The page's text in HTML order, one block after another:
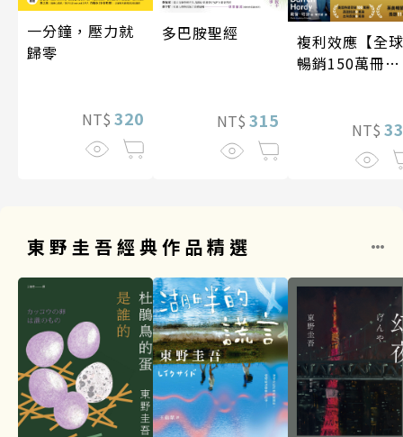
一分鐘，壓力就
歸零
NT$ 320
多巴胺聖經
NT$ 315
複利效應【全球
暢銷150萬冊・
NT$
東野圭吾經典作品精選